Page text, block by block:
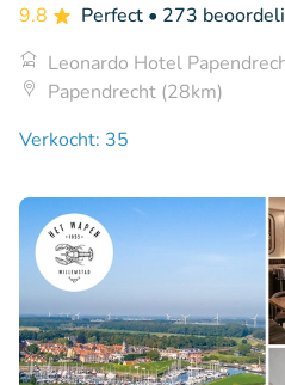
9.8 Perfect • 273
Leonardo Hotel
Papendrecht (28km)
Verkocht: 35